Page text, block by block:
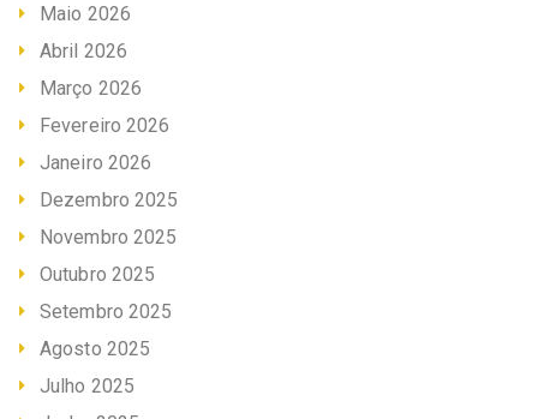
Maio 2026
Abril 2026
Março 2026
Fevereiro 2026
Janeiro 2026
Dezembro 2025
Novembro 2025
Outubro 2025
Setembro 2025
Agosto 2025
Julho 2025